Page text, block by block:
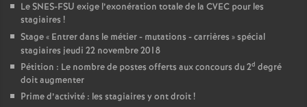
Le SNES-FSU exige l’exonération totale de la CVEC pour les
stagiaires !
Stage « Entrer dans le métier - mutations - carrières » spécial
stagiaires jeudi 22 novembre 2018
Pétition : Le nombre de postes offerts aux concours du 2d degré
doit augmenter
Prime d’activité : les stagiaires y ont droit!